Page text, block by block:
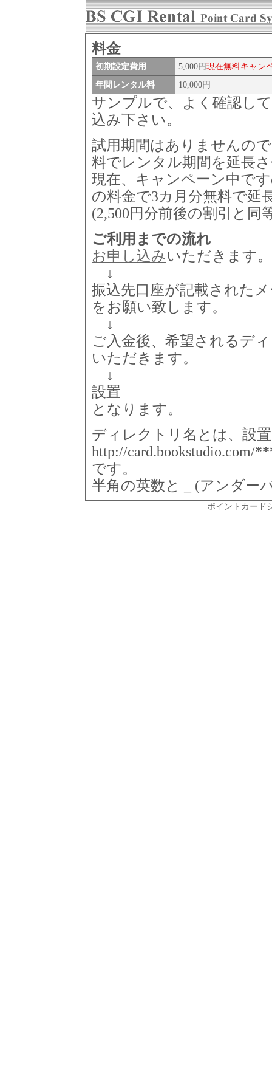
料金
初期設定費用 5,000円現在無料キャン
年間レンタル料
10,000円
サンプルで、よく確認し
込み下さい。
試用期間はありませんの
料でレンタル期間を延長
現在、キャンペーン中で
の料金で3カ月分無料で延
(2,500円分前後の割引と同
ご利用までの流れ
お申し込みいただきます。
↓
振込先口座が記載された
をお願い致します。
↓
ご入金後、希望されるデ
いただきます。
↓
設置
となります。
ディレクトリ名とは、設
http://card.bookstudio.com/
です。
半角の英数と _ (アンダー
ポイントカード